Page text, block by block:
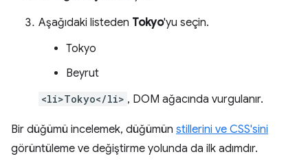
Aşağıdaki listeden Tokyo'yu seçin.
Tokyo
Beyrut
<li>Tokyo</li> , DOM ağacında vurgulanır.
Bir düğümü incelemek, düğümün stillerini ve CSS'sini
görüntüleme ve değiştirme yolunda da ilk adımdır.